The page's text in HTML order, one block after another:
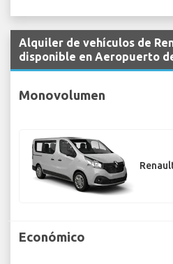
Alquiler de vehículos de
disponible en Aeropuerto
Monovolumen
Económico